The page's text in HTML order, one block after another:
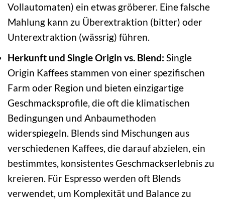
Vollautomaten) ein etwas gröberer. Eine falsche
Mahlung kann zu Überextraktion (bitter) oder
Unterextraktion (wässrig) führen.
Herkunft und Single Origin vs. Blend: Single
Origin Kaffees stammen von einer spezifischen
Farm oder Region und bieten einzigartige
Geschmacksprofile, die oft die klimatischen
Bedingungen und Anbaumethoden
widerspiegeln. Blends sind Mischungen aus
verschiedenen Kaffees, die darauf abzielen, ein
bestimmtes, konsistentes Geschmackserlebnis zu
kreieren. Für Espresso werden oft Blends
verwendet, um Komplexität und Balance zu